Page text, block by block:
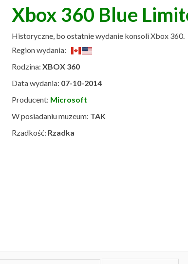
Xbox 360 Blue
Historyczne, bo ostatnie wydanie konsoli Xbox 360.
Region wydania:
Rodzina: XBOX 360
Data wydania: 07-10-2014
Producent: Microsoft
W posiadaniu muzeum: TAK
Rzadkość: Rzadka